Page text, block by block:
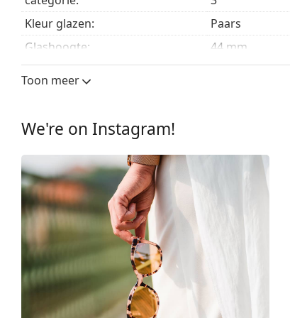
Bekijk het volledige assortimentzonnebrillen
Kleur glazen:
Paars
Glashoogte:
44 mm
Glasbreedte:
56 mm
montuur
Montuur vorm:
Rechthoek
Montuur kleur:
Montuur materiaal:
Maat:
Breedte:
Lengte:
Breedte brug:
Toon meer
We're on Instagram!